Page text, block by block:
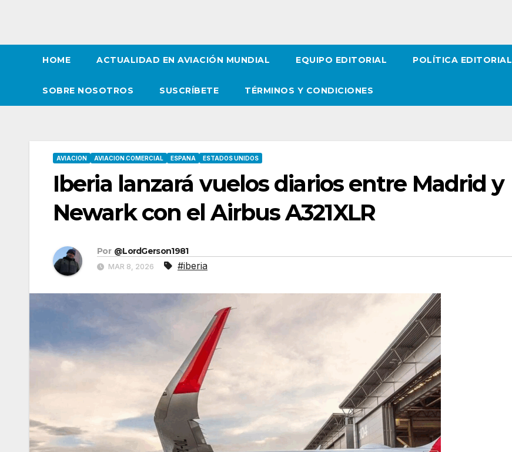
HOME ACTUALIDAD EN AVIACIÓN MUNDIAL EQUIPO EDITORIAL POLÍTICA EDITORIAL
SOBRE NOSOTROS SUSCRÍBETE TÉRMINOS Y CONDICIONES
AVIACION AVIACION COMERCIAL ESPANA ESTADOS UNIDOS
Iberia lanzará vuelos diarios entre Madrid y
Newark con el Airbus A321XLR
Por @LordGerson1981
MAR 8, 2026 #iberia